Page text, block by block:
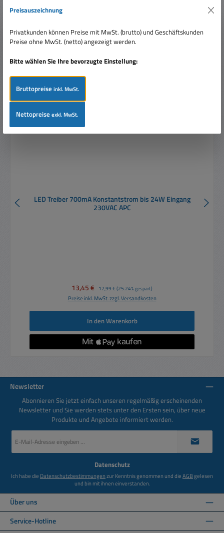
LED Treiber 700mA Konstantstrom bis 24W Eingang
230VAC APC
Verkaufspreis:
13,45 € Regulärer Preis:
17,99 € (25.24% gespart)
Preise inkl. MwSt. zzgl. Versandkosten
In den Warenkorb
Newsletter
Abonnieren Sie jetzt einfach unseren regelmäßig erscheinenden
Newsletter und Sie werden stets unter den Ersten sein, über neue
Produkte und Angebote informiert werden.
Mail-
Datenschutz
Ich habe die Datenschutzbestimmungenzur Kenntnis genommen und dieAGBgelesen
und bin mit ihnen einverstanden.
Über uns
Service-Hotline
Preisauszeichnung
Privatkunden können Preise mit MwSt. (brutto) und Geschäftskunden
Preise ohne MwSt. (netto) angezeigt werden.
Bitte wählen Sie Ihre bevorzugte Einstellung:
Bruttopreiseinkl. MwSt.
Nettopreiseexkl. MwSt.